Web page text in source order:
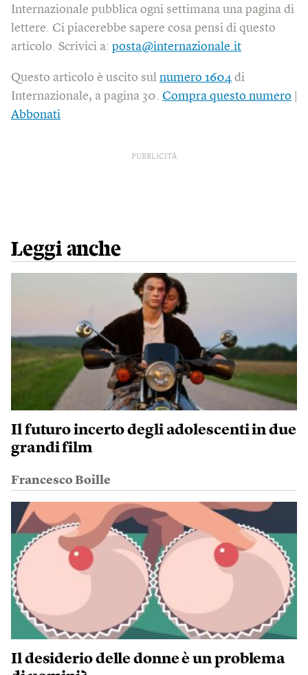
Internazionale pubblica ogni settimana una pagina di
lettere. Ci piacerebbe sapere cosa pensi di questo
articolo. Scrivici a: posta@internazionale.it
Questo articolo è uscito sul numero 1604 di
Internazionale, a pagina 30. Compra questo numero
Abbonati
PUBBLICITÀ
Leggi anche
Il futuro incerto degli adolescenti in due
grandi film
Francesco Boille
Il desiderio delle donne è un problema